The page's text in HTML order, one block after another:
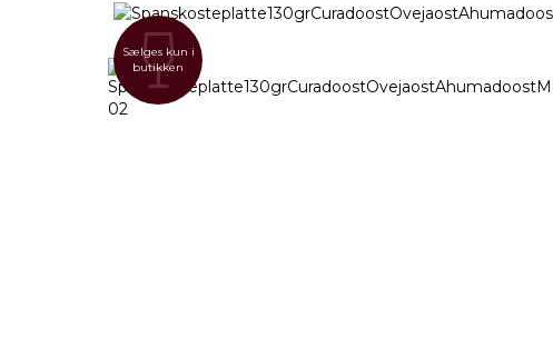
Sælges kun i
butikken